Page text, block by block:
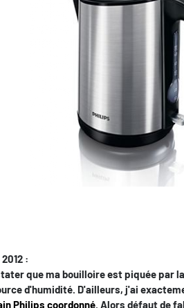
:
que ma bouilloire est piquée par
d'humidité. D'ailleurs, j'ai
Philips coordonné. Alors défaut de